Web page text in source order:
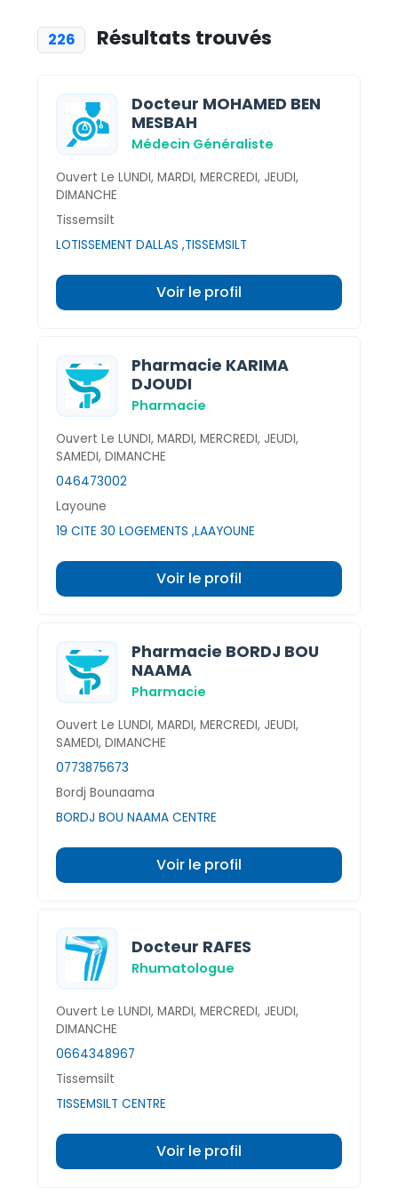
226 Résultats trouvés
Docteur MOHAMED BEN
MESBAH
Médecin Généraliste
Ouvert Le LUNDI, MARDI, MERCREDI, JEUDI,
DIMANCHE
Tissemsilt
LOTISSEMENT DALLAS ,TISSEMSILT
Voir le profil
Pharmacie KARIMA
DJOUDI
Pharmacie
Ouvert Le LUNDI, MARDI, MERCREDI, JEUDI,
SAMEDI, DIMANCHE
046473002
Layoune
19 CITE 30 LOGEMENTS ,LAAYOUNE
Voir le profil
Pharmacie BORDJ BOU
NAAMA
Pharmacie
Ouvert Le LUNDI, MARDI, MERCREDI, JEUDI,
SAMEDI, DIMANCHE
0773875673
Bordj Bounaama
BORDJ BOU NAAMA CENTRE
Voir le profil
Docteur RAFES
Rhumatologue
Ouvert Le LUNDI, MARDI, MERCREDI, JEUDI,
DIMANCHE
0664348967
Tissemsilt
TISSEMSILT CENTRE
Voir le profil